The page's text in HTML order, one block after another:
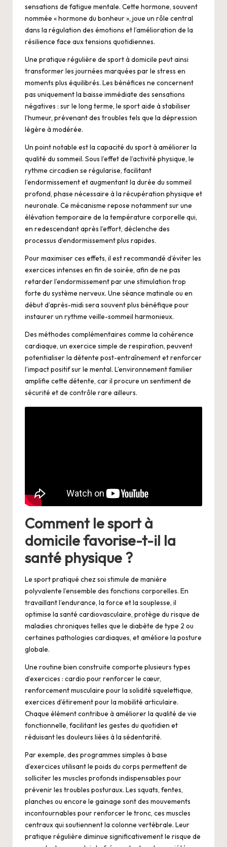
sensations de fatigue mentale. Cette hormone, souvent
nommée « hormone du bonheur », joue un rôle central
dans la régulation des émotions et l’amélioration de la
résilience face aux tensions quotidiennes.
Une pratique régulière de sport à domicile peut ainsi
transformer les journées marquées par le stress en
moments plus équilibrés. Les bénéfices ne concernent
pas uniquement la baisse immédiate des sensations
négatives : sur le long terme, le sport aide à stabiliser
l’humeur, prévenant des troubles tels que la dépression
légère à modérée.
Un point notable est la capacité du sport à améliorer la
qualité du sommeil. Sous l’effet de l’activité physique, le
rythme circadien se régularise, facilitant
l’endormissement et augmentant la durée du sommeil
profond, phase nécessaire à la récupération physique et
neuronale. Ce mécanisme repose notamment sur une
élévation temporaire de la température corporelle qui,
en redescendant après l’effort, déclenche des
processus d’endormissement plus rapides.
Pour maximiser ces effets, il est recommandé d’éviter les
exercices intenses en fin de soirée, afin de ne pas
retarder l’endormissement par une stimulation trop
forte du système nerveux. Une séance matinale ou en
début d’après-midi sera souvent plus bénéfique pour
instaurer un rythme veille-sommeil harmonieux.
Des méthodes complémentaires comme la cohérence
cardiaque, un exercice simple de respiration, peuvent
potentialiser la détente post-entraînement et renforcer
l’impact positif sur le mental. L’environnement familier
amplifie cette détente, car il procure un sentiment de
sécurité et de contrôle rare ailleurs.
Comment le sport à
domicile favorise-t-il la
santé physique ?
Le sport pratiqué chez soi stimule de manière
polyvalente l’ensemble des fonctions corporelles. En
travaillant l’endurance, la force et la souplesse, il
optimise la santé cardiovasculaire, protège du risque de
maladies chroniques telles que le diabète de type 2 ou
certaines pathologies cardiaques, et améliore la posture
globale.
Une routine bien construite comporte plusieurs types
d’exercices : cardio pour renforcer le cœur,
renforcement musculaire pour la solidité squelettique,
exercices d’étirement pour la mobilité articulaire.
Chaque élément contribue à améliorer la qualité de vie
fonctionnelle, facilitant les gestes du quotidien et
réduisant les douleurs liées à la sédentarité.
Par exemple, des programmes simples à base
d’exercices utilisant le poids du corps permettent de
solliciter les muscles profonds indispensables pour
prévenir les troubles posturaux. Les squats, fentes,
planches ou encore le gainage sont des mouvements
incontournables pour renforcer le tronc, ces muscles
centraux qui soutiennent la colonne vertébrale. Leur
pratique régulière diminue significativement le risque de